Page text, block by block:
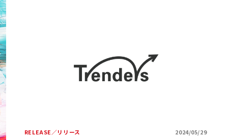
RELEASE／リリース 2024/05/29